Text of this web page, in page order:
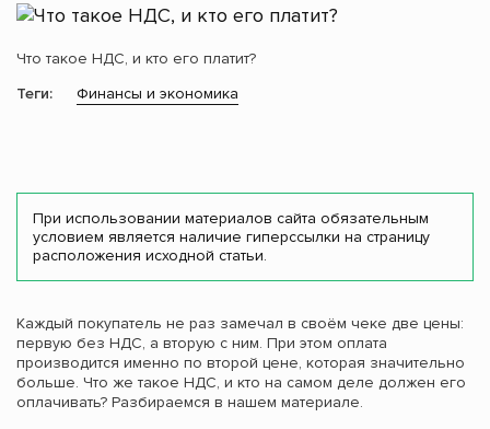
Что такое НДС, и кто его платит?
Теги:
Финансы и экономика
При использовании материалов сайта обязательным
условием является наличие гиперссылки на страницу
расположения исходной статьи.
Каждый покупатель не раз замечал в своём чеке две цены:
первую без НДС, а вторую с ним. При этом оплата
производится именно по второй цене, которая значительно
больше. Что же такое НДС, и кто на самом деле должен его
оплачивать? Разбираемся в нашем материале.